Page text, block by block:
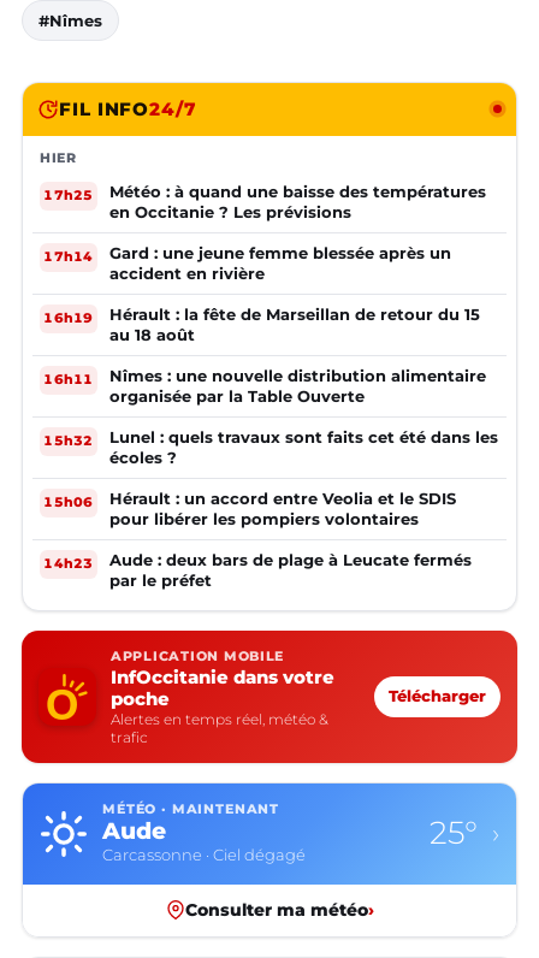
#Nîmes
FIL INFO24/7
HIER
17h25
Météo : à quand une baisse des températures
en Occitanie ? Les prévisions
17h14
Gard : une jeune femme blessée après un
accident en rivière
16h19
Hérault : la fête de Marseillan de retour du 15
au 18 août
16h11
Nîmes : une nouvelle distribution alimentaire
organisée par la Table Ouverte
15h32
Lunel : quels travaux sont faits cet été dans les
écoles ?
15h06
Hérault : un accord entre Veolia et le SDIS
pour libérer les pompiers volontaires
14h23
Aude : deux bars de plage à Leucate fermés
par le préfet
APPLICATION MOBILE
InfOccitanie dans votre
poche
Alertes en temps réel, météo &
trafic
Télécharger
MÉTÉO · MAINTENANT
Aude
Carcassonne · Ciel dégagé
25° ›
Consulter ma météo›